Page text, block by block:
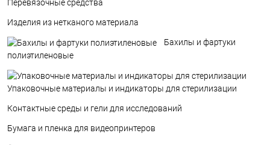
Перевязочные средства
Изделия из нетканого материала
Бахилы и фартуки
полиэтиленовые
Упаковочные материалы и индикаторы для стерилизации
Контактные среды и гели для исследований
Бумага и пленка для видеопринтеров